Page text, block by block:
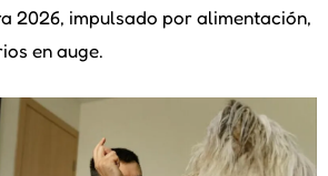
2026, impulsado por alimentación,
en auge.